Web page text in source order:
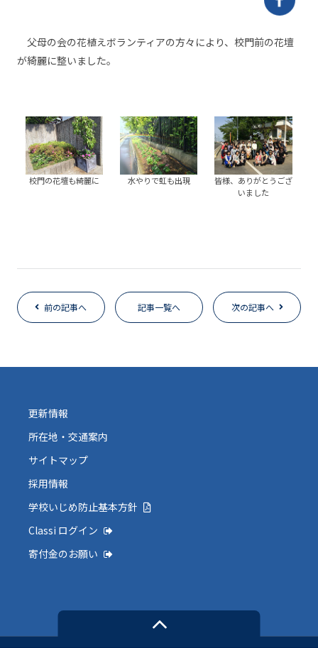
父母の会の花植えボランティアの方々により、校門前の花壇
が綺麗に整いました。
校門の花壇も綺麗に 水やりで虹も出現
皆様、ありがとうござ
いました
前の記事へ 記事一覧へ 次の記事へ
更新情報
所在地・交通案内
サイトマップ
採用情報
学校いじめ防止基本方針
Classi ログイン
寄付金のお願い